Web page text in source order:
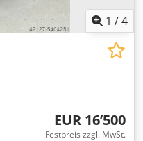
1 /4
EUR 16’500
Festpreis zzgl. MwSt.